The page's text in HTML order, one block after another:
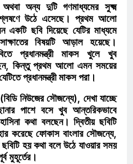
অন্য দুটি গণমাধ্যমের সুক্ষ্ম
উঠে এসেছে। প্রথম আলো
একটি ছবি দিয়েছে যেটির মাধ্যমে
বিষয়টি আড়াল হয়েছে।
প্রধানমন্ত্রী মাকস খুলে খুব
কিন্তু প্রথম আলো এমন সময়ের
প্রধানমন্ত্রী মাকস পরা।
নিউজের সৌজন্যে), দেখা যাচ্ছে
পাশে বসে খুব আন্তরিকভাবে
কথা বলছেন। দ্বিতীয় ছবিটি
করেছে ফোকাস বাংলার সৌজন্যে,
ছবিটি হয় কথা বলে উঠে যাওয়ার সময়
মুহূর্তের।